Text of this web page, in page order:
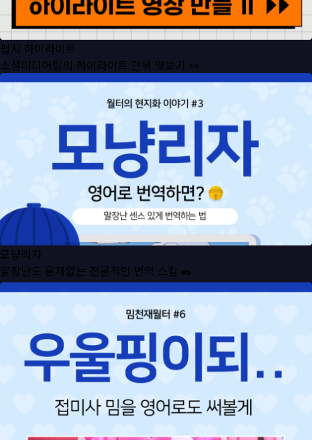
펍지 하이라이트
소셜미디어팀의 하이라이트 안목 엿보기 👀
모냥리자
말장난도 문제없는 전문적인 번역 스킬 ✒️